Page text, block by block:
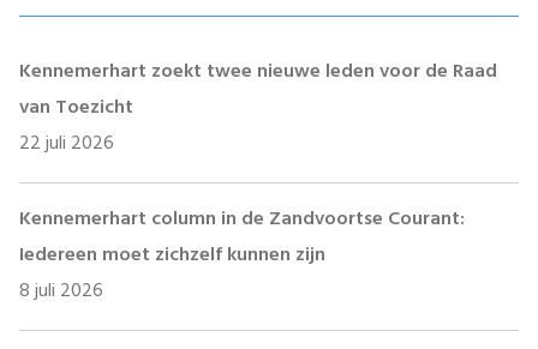
Kennemerhart zoekt twee nieuwe leden voor de Raad
van Toezicht
22 juli 2026
Kennemerhart column in de Zandvoortse Courant:
Iedereen moet zichzelf kunnen zijn
8 juli 2026